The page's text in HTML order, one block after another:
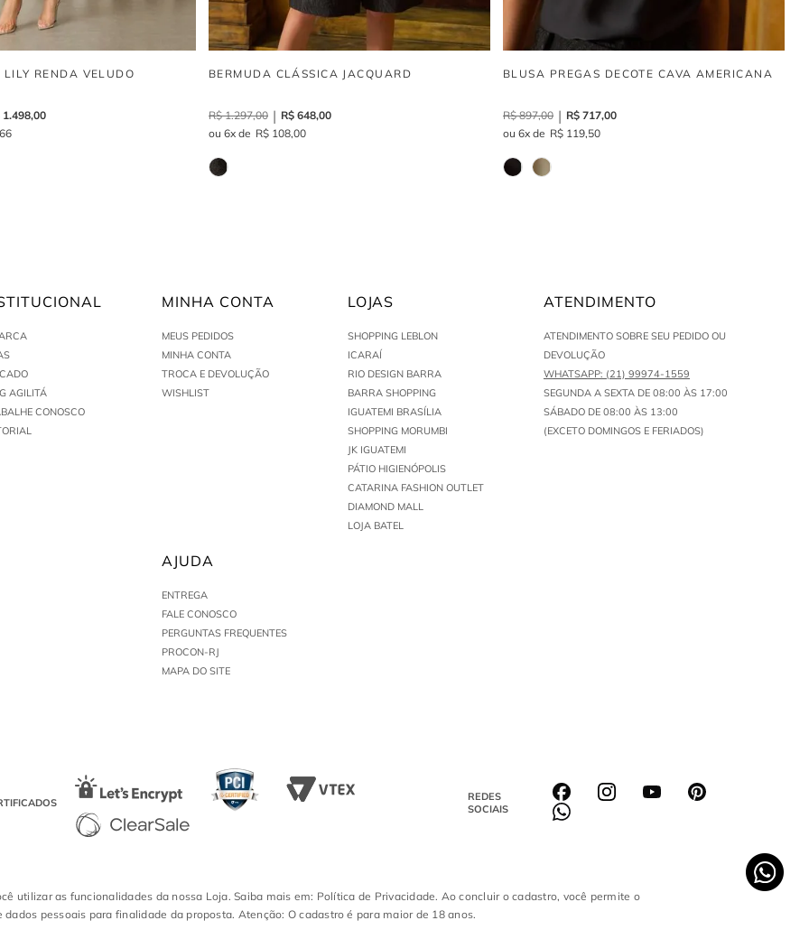
RENDA VELUDO
1.498,00
66
BERMUDA CLÁSSICA JACQUARD
R$ 1.297,00 R$ 648,00
6
R$ 108,00
BLUSA PREGAS DECOTE CAVA AMERICANA
R$ 897,00 R$ 717,00
6
R$ 119,50
AGILITÁ
CONOSCO
MINHA CONTA
MEUS PEDIDOS
MINHA CONTA
TROCA E DEVOLUÇÃO
WISHLIST
AJUDA
ENTREGA
FALE CONOSCO
PERGUNTAS FREQUENTES
PROCON-RJ
MAPA DO SITE
LOJAS
SHOPPING LEBLON
ICARAÍ
RIO DESIGN BARRA
BARRA SHOPPING
IGUATEMI BRASÍLIA
SHOPPING MORUMBI
JK IGUATEMI
PÁTIO HIGIENÓPOLIS
CATARINA FASHION OUTLET
DIAMOND MALL
LOJA BATEL
ATENDIMENTO
ATENDIMENTO SOBRE SEU PEDIDO OU
DEVOLUÇÃO
WHATSAPP: (21) 99974-1559
SEGUNDA A SEXTA DE 08:00 ÀS 17:00
SÁBADO DE 08:00 ÀS 13:00
(EXCETO DOMINGOS E FERIADOS)
REDES
SOCIAIS
utilizar as funcionalidades da nossa Loja. Saiba mais em: Política de Privacidade. Ao concluir o cadastro, você permite o
dados pessoais para finalidade da proposta. Atenção: O cadastro é para maior de 18 anos.